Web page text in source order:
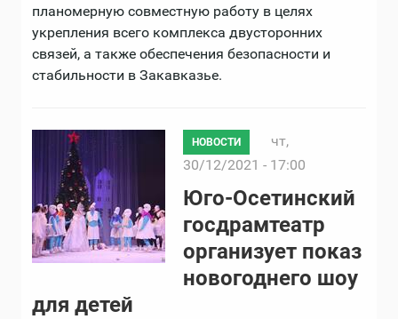
планомерную совместную работу в целях
укрепления всего комплекса двусторонних
связей, а также обеспечения безопасности и
стабильности в Закавказье.
НОВОСТИ
чт,
30/12/2021 - 17:00
Юго-Осетинский
госдрамтеатр
организует показ
новогоднего шоу
для детей